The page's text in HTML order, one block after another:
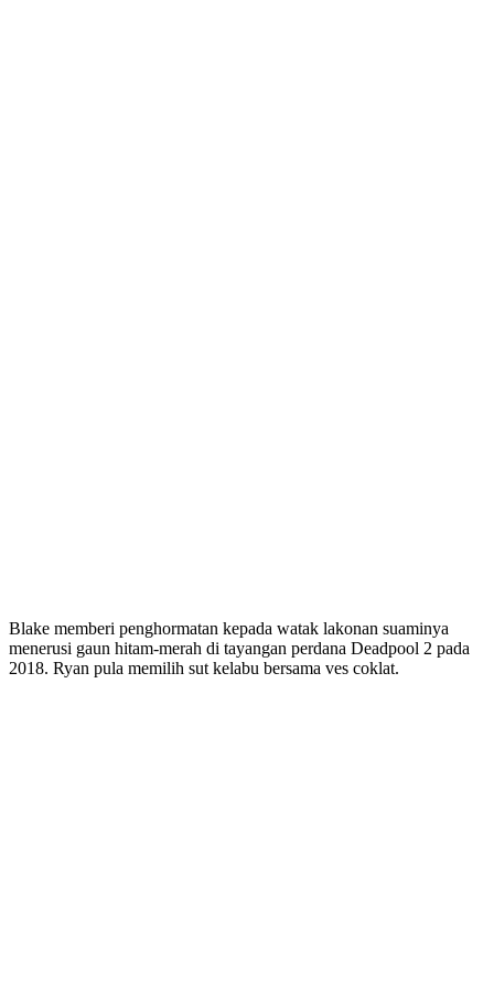
Blake memberi penghormatan kepada watak lakonan suaminya
menerusi gaun hitam-merah di tayangan perdana Deadpool 2 pada
2018. Ryan pula memilih sut kelabu bersama ves coklat.